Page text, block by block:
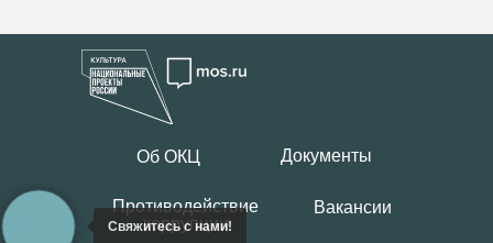
Свяжитесь с нами!
Об ОКЦ Документы
Противодействие
коррупции
Вакансии